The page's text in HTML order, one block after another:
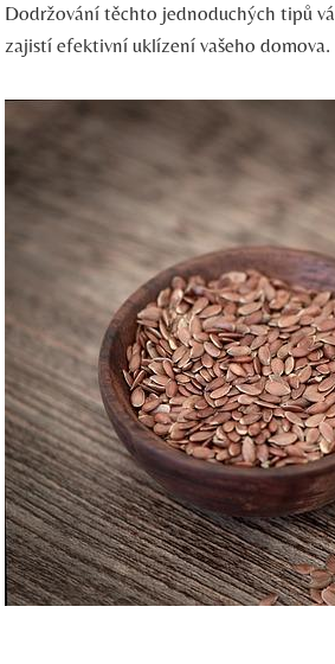
Dodržování těchto jednoduchých tipů
zajistí efektivní uklízení vašeho domova.